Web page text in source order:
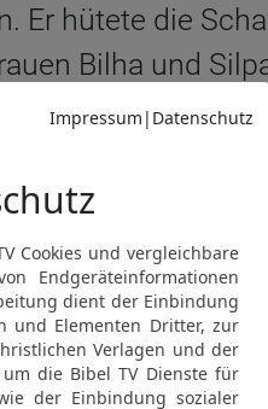
Er hütete die
Bilha und
erzählte
DER NGÜ LESEN
Bibelgesellschaft, Stuttgart
2000
alt, als er mit